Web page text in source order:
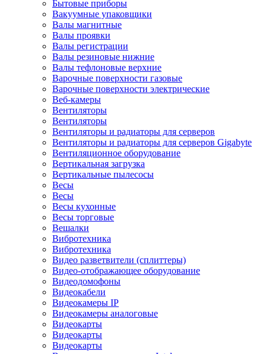
Бытовые приборы
Вакуумные упаковщики
Валы магнитные
Валы проявки
Валы регистрации
Валы резиновые нижние
Валы тефлоновые верхние
Варочные поверхности газовые
Варочные поверхности электрические
Веб-камеры
Вентиляторы
Вентиляторы
Вентиляторы и радиаторы для серверов
Вентиляторы и радиаторы для серверов Gigabyte
Вентиляционное оборудование
Вертикальная загрузка
Вертикальные пылесосы
Весы
Весы
Весы кухонные
Весы торговые
Вешалки
Вибротехника
Вибротехника
Видео разветвители (сплиттеры)
Видео-отображающее оборудование
Видеодомофоны
Видеокабели
Видеокамеры IP
Видеокамеры аналоговые
Видеокарты
Видеокарты
Видеокарты